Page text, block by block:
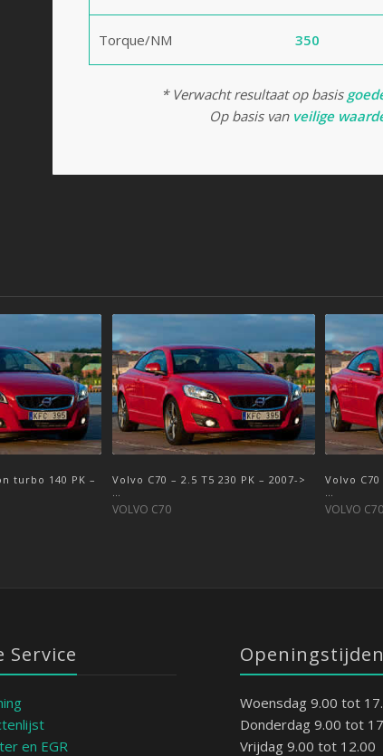
Torque/NM 350
* Verwacht resultaat op basis
Op basis van veilige
turbo 140 PK –
Volvo C70 – 2.5 T5 230 PK – 2007->
VOLVO C70
Volvo C70
VOLVO C70
PK – 2006->2009
Volvo C70 – 2.5 T5 220 PK – 2005-
VOLVO C70
Volvo C70
VOLVO C70
Service
en EGR
Openingstijden
Woensdag 9.00 tot
Donderdag 9.00 tot
Vrijdag 9.00 tot 12.00